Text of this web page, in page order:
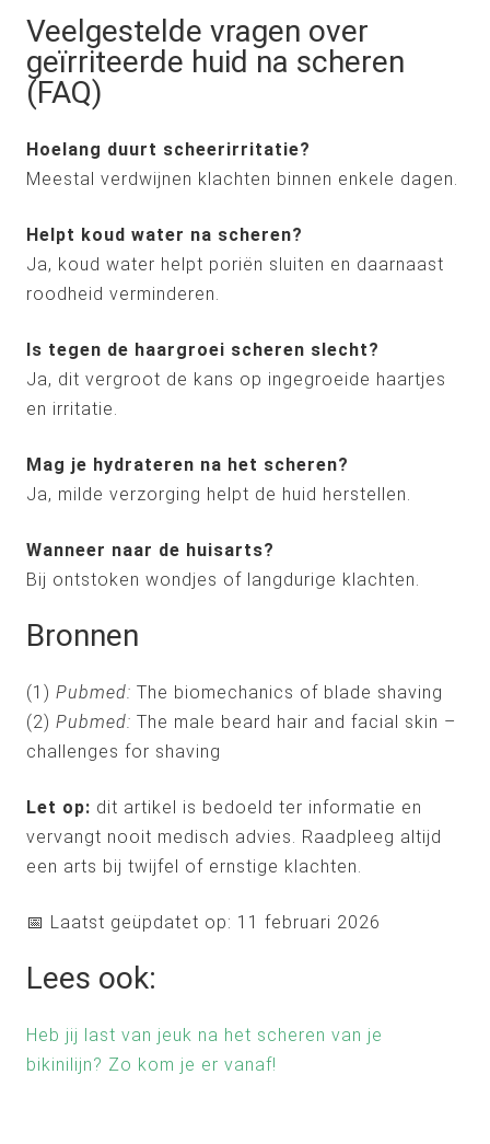
Veelgestelde vragen over
geïrriteerde huid na scheren
(FAQ)
Hoelang duurt scheerirritatie?
Meestal verdwijnen klachten binnen enkele dagen.
Helpt koud water na scheren?
Ja, koud water helpt poriën sluiten en daarnaast
roodheid verminderen.
Is tegen de haargroei scheren slecht?
Ja, dit vergroot de kans op ingegroeide haartjes
en irritatie.
Mag je hydrateren na het scheren?
Ja, milde verzorging helpt de huid herstellen.
Wanneer naar de huisarts?
Bij ontstoken wondjes of langdurige klachten.
Bronnen
(1) Pubmed: The biomechanics of blade shaving
(2) Pubmed: The male beard hair and facial skin –
challenges for shaving
Let op: dit artikel is bedoeld ter informatie en
vervangt nooit medisch advies. Raadpleeg altijd
een arts bij twijfel of ernstige klachten.
📅 Laatst geüpdatet op: 11 februari 2026
Lees ook:
Heb jij last van jeuk na het scheren van je
bikinilijn? Zo kom je er vanaf!